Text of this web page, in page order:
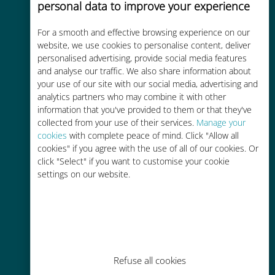
personal data to improve your experience
For a smooth and effective browsing experience on our
website, we use cookies to personalise content, deliver
personalised advertising, provide social media features
and analyse our traffic. We also share information about
your use of our site with our social media, advertising and
analytics partners who may combine it with other
information that you've provided to them or that they've
collected from your use of their services. Manage your
cookies with complete peace of mind. Click "Allow all
cookies" if you agree with the use of all of our cookies. Or
click "Select" if you want to customise your cookie
settings on our website.
Refuse all cookies
Custo-benefício
Até 90% mais barato do que as
tarifas de roaming de sua
operadora atual
Fácil recarga
Em qualquer lugar por meio do